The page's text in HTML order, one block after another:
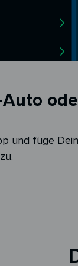
und füge